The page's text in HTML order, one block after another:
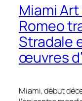
Miami
Romeo
Stradale
œuvres
Miami, début